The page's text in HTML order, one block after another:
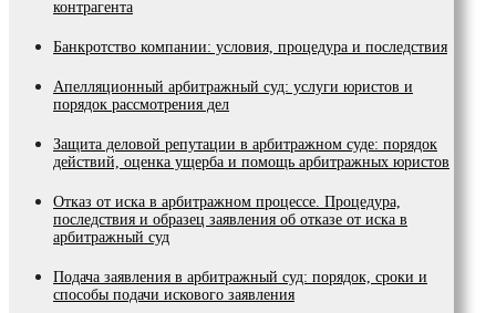
контрагента
Банкротство компании: условия, процедура и последствия
Апелляционный арбитражный суд: услуги юристов и
порядок рассмотрения дел
Защита деловой репутации в арбитражном суде: порядок
действий, оценка ущерба и помощь арбитражных юристов
Отказ от иска в арбитражном процессе. Процедура,
последствия и образец заявления об отказе от иска в
арбитражный суд
Подача заявления в арбитражный суд: порядок, сроки и
способы подачи искового заявления